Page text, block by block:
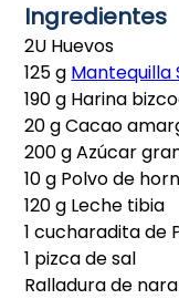
Ingredientes
2U Huevos
125 g Mantequilla
190 g Harina
20 g Cacao
200 g Azúcar
10 g Polvo de
120 g Leche tibia
1 cucharadita de
1 pizca de sal
Ralladura de